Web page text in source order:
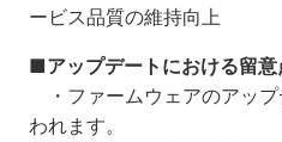
ービス品質の維持向上
■アップデートにおける留意
・ファームウェアのアッ
われます。